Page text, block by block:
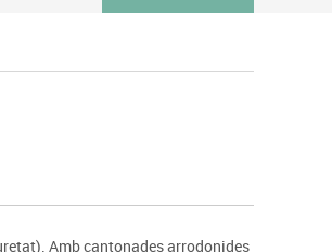
Amb cantonades arrodonides